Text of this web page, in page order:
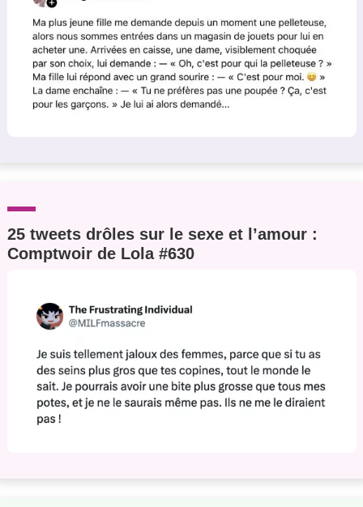
25 tweets drôles sur le sexe et l’amour :
Comptwoir de Lola #630